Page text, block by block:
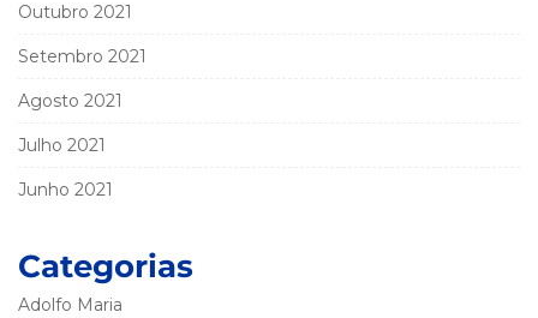
Outubro 2021
Setembro 2021
Agosto 2021
Julho 2021
Junho 2021
Categorias
Adolfo Maria